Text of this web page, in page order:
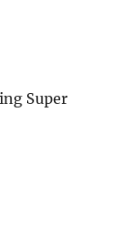
Super